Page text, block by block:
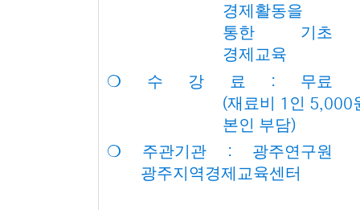
경제활동을
통한 기초
경제교육
❍ 수 강 료 : 무료
(재료비 1 인 5,000
본인 부담)
❍ 주관기관 : 광주연구원
광주지역경제교육센터